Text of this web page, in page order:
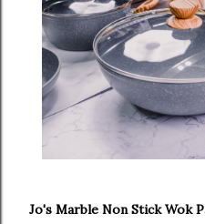
Jo's Marble Non Stick Wok